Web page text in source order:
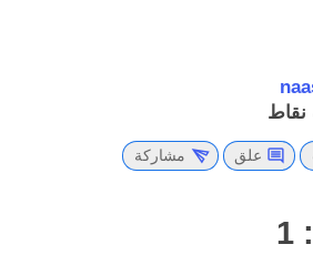
نقاط
علق مشاركة
1